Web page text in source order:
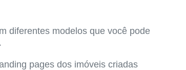
diferentes modelos que você pode
pages dos imóveis criadas